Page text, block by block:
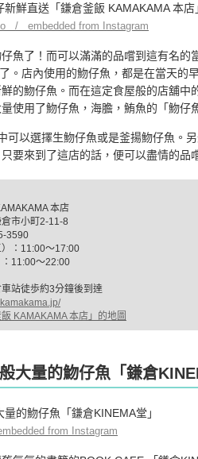
/ embedded from Instagram
魚了！而可以滿滿的品嚐到這有名的
。店內使用的魩仔魚，都是在當天的
的魩仔魚。而在這定食屋般的店舖
使用了魩仔魚，海膽，鮪魚的「魩仔
可以選擇生魩仔魚或是釜揚魩仔魚。
要來到了這店的話，便可以盡情的品
本店
市小町2-11-8
3590
：11:00～17:00
11:00～22:00
站徒歩約3分鐘後到達
KAMAKAMA 本店」的地圖
大量的魩仔魚「鎌倉
from Instagram